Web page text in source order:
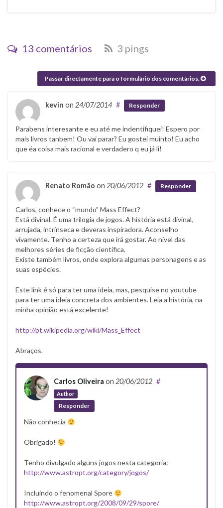
13 comentários 3 pings
Passar directamente para o formulário dos comentários,
kevin on 24/07/2014 # Responder
Parabens interesante e eu até me indentifiquei! Espero por
mais livros tanbem! Ou vai parar? Eu gostei muinto! Eu acho
que éa coisa mais racional e verdadero q eu já li!
Renato Romão on 20/06/2012 # Responder
Carlos, conhece o “mundo” Mass Effect?
Está divinal. É uma trilogia de jogos. A história está divinal,
arrujada, intrínseca e deveras inspiradora. Aconselho
vivamente. Tenho a certeza que irá gostar. Ao nível das
melhores séries de ficção cientifica.
Existe também livros, onde explora algumas personagens e as
suas espécies.
Este link é só para ter uma ideia, mas, pesquise no youtube
para ter uma ideia concreta dos ambientes. Leia a história, na
minha opinião está excelente!
http://pt.wikipedia.org/wiki/Mass_Effect
Abraços.
Carlos Oliveira on 20/06/2012
Author
#
Responder
Não conhecia
Obrigado!
Tenho divulgado alguns jogos nesta categoria:
http://www.astropt.org/category/jogos/
Incluindo o fenomenal Spore
http://www.astropt.org/2008/09/29/spore/